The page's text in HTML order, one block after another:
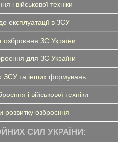
і військової техніки
експлуатації в ЗСУ
ЗС України
для ЗС України
ЗСУ та інших формувань
і військової техніки
розвитку озброєння
СИЛ УКРАЇНИ: